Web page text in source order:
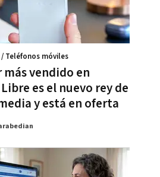
más vendido en
es el nuevo rey de
y está en oferta
/ Teléfonos móviles